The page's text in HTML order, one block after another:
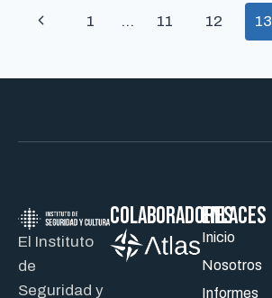
1 … 11 12 13
El Instituto
de
Seguridad y
ColaboradoresENLACES
Inicio
Nosotros
Informes